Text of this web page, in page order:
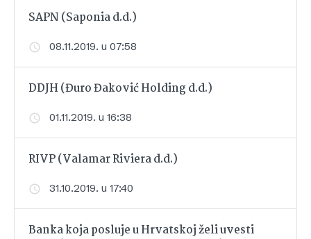
SAPN (Saponia d.d.)
08.11.2019. u 07:58
DDJH (Đuro Đaković Holding d.d.)
01.11.2019. u 16:38
RIVP (Valamar Riviera d.d.)
31.10.2019. u 17:40
Banka koja posluje u Hrvatskoj želi uvesti